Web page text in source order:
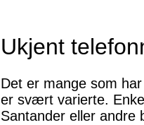
Ukjent
Det er mange som
er svært varierte.
Santander eller andre